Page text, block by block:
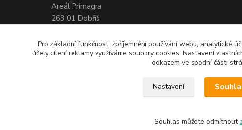
Areál Primagra
263 01 Dobříš
Pro základní funkčnost, zpříjemnění používání webu, analytické
účely cílení reklamy využíváme soubory cookies. Nastavení
odkazem ve spodní části
Nastavení
Souhlas můžete odmítnout